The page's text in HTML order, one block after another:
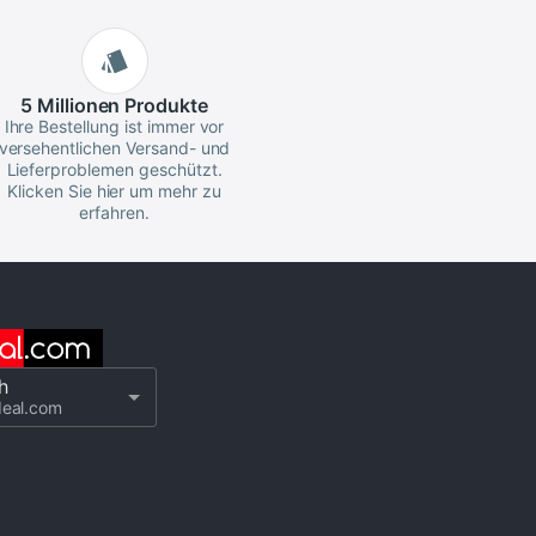
5 Millionen Produkte
Ihre Bestellung ist immer vor
versehentlichen Versand- und
Lieferproblemen geschützt.
Klicken Sie hier um mehr zu
erfahren.